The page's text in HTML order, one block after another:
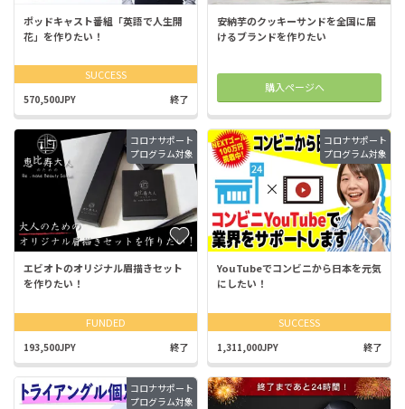
ポッドキャスト番組「英語で人生開
花」を作りたい！
SUCCESS
570,500JPY 終了
安納芋のクッキーサンドを全国に届
けるブランドを作りたい
購入ページへ
コロナサポート
プログラム対象
エビオトのオリジナル眉描きセット
を作りたい！
FUNDED
193,500JPY 終了
コロナサポート
プログラム対象
YouTubeでコンビニから日本を元気
にしたい！
SUCCESS
1,311,000JPY 終了
コロナサポート
プログラム対象